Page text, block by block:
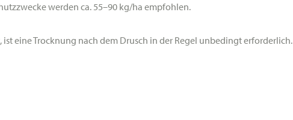
werden ca. 55–90 kg/ha empfohlen.
eine Trocknung nach dem Drusch in der Regel unbedingt erforderlich.